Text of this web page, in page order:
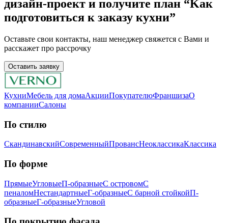
дизaйн-пpoeкт и получите план “Kaк
подготовиться к заказу кухни”
Ocтaвьтe cвoи кoнтaкты, нaш мeнeджep cвяжeтcя c Вaми и
расскажет про рассрочку
Оставить заявку
КухниМебель для домаАкцииПокупателюФраншизаО
компанииСалоны
По стилю
СкандинавскийСовременныйПровансНеоклассикаКлассика
Пo фopмe
ПрямыеУгловыеП-образныеС островомС
пеналомНестандартныеГ-образныеС барной стойкойП-
образныеГ-образныеУгловой